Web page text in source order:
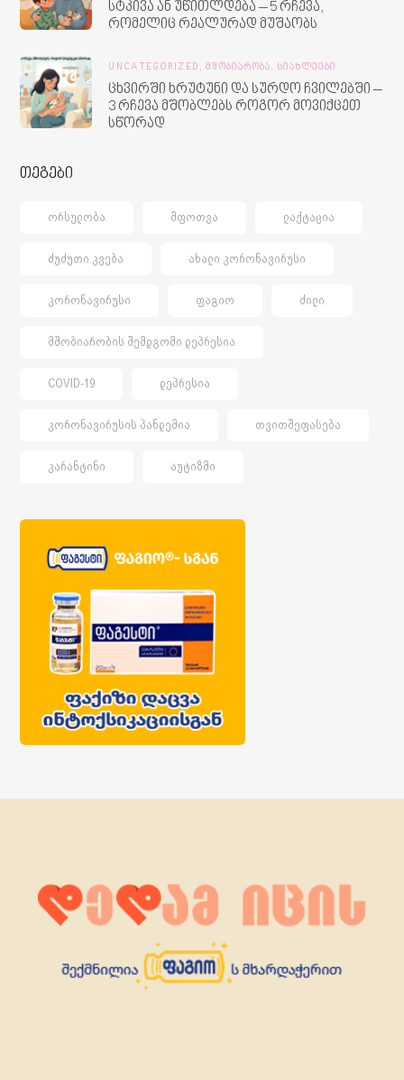
სტკივა ან უწითლდება – 5 რჩევა,
რომელიც რეალურად მუშაობს
UNCATEGORIZED, ᲛᲨᲝᲑᲘᲐᲠᲝᲑᲐ, ᲡᲘᲐᲮᲚᲔᲔᲑᲘ
ცხვირში ხრუტუნი და სურდო ჩვილებში –
3 რჩევა მშობლებს როგორ მოვიქცეთ
სწორად
თეგები
ᲝᲠᲡᲣᲚᲝᲑᲐ ᲨᲤᲝᲗᲕᲐ ᲚᲐᲥᲢᲐᲪᲘᲐ
ᲫᲣᲫᲣᲗᲘ ᲙᲕᲔᲑᲐ ᲐᲮᲐᲚᲘ ᲙᲝᲠᲝᲜᲐᲕᲘᲠᲣᲡᲘ
ᲙᲝᲠᲝᲜᲐᲕᲘᲠᲣᲡᲘ ᲤᲐᲒᲘᲝ ᲫᲘᲚᲘ
ᲛᲨᲝᲑᲘᲐᲠᲝᲑᲘᲡ ᲨᲔᲛᲓᲒᲝᲛᲘ ᲓᲔᲞᲠᲔᲡᲘᲐ
COVID-19 ᲓᲔᲞᲠᲔᲡᲘᲐ
ᲙᲝᲠᲝᲜᲐᲕᲘᲠᲣᲡᲘᲡ ᲞᲐᲜᲓᲔᲛᲘᲐ ᲗᲕᲘᲗᲨᲔᲤᲐᲡᲔᲑᲐ
ᲙᲐᲠᲐᲜᲢᲘᲜᲘ ᲐᲣᲢᲘᲖᲛᲘ